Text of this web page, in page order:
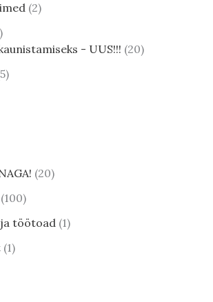
2
- UUS!!! 20
5
20
100
töötoad 1
1